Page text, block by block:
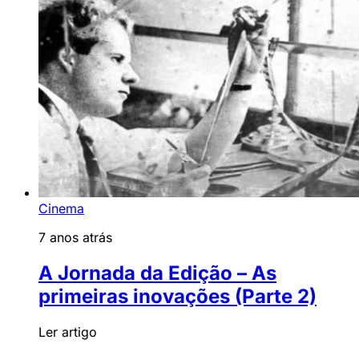
Cinema
7 anos atrás
A Jornada da Edição – As
primeiras inovações (Parte 2)
Ler artigo